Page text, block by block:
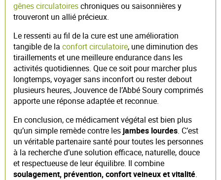
gênes circulatoireschroniques ou saisonnières y
trouveront un allié précieux.
Le ressenti au fil de la cure est une amélioration
tangible de la confort circulatoire, une diminution des
tiraillements et une meilleure endurance dans les
activités quotidiennes. Que ce soit pour marcher plus
longtemps, voyager sans inconfort ou rester debout
plusieurs heures, Jouvence de l’Abbé Soury comprimés
apporte une réponse adaptée et reconnue.
En conclusion, ce médicament végétal est bien plus
qu’un simple remède contre les jambes lourdes. C’est
un véritable partenaire santé pour toutes les personnes
à la recherche d’une solution efficace, naturelle, douce
et respectueuse de leur équilibre. Il combine
soulagement, prévention, confort veineux et vitalité.